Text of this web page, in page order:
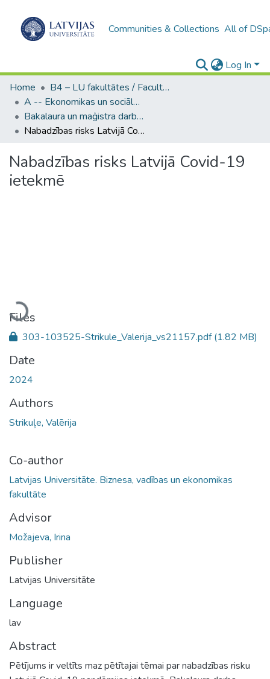
Communities & Collections All of
Log In
Home
B4 – LU fakultātes / Faculties of the UL
A -- Ekonomikas un sociālo zinātņu fakultāte / Faculty of Economics and Social Sciences
Bakalaura un maģistra darbi (ESZF) / Bachelor's and Master's theses
Nabadzības risks Latvijā Covid-19 ietekmē
Nabadzības risks Latvijā Covid-19
ietekmē
Loading...
Files
303-103525-Strikule_Valerija_vs21157.pdf(1.82 MB)
Date
2024
Authors
Strikuļe, Valērija
Co-author
Latvijas Universitāte. Biznesa, vadības un ekonomikas
fakultāte
Advisor
Možajeva, Irina
Publisher
Latvijas Universitāte
Language
lav
Abstract
Pētījums ir veltīts maz pētītajai tēmai par nabadzības risku